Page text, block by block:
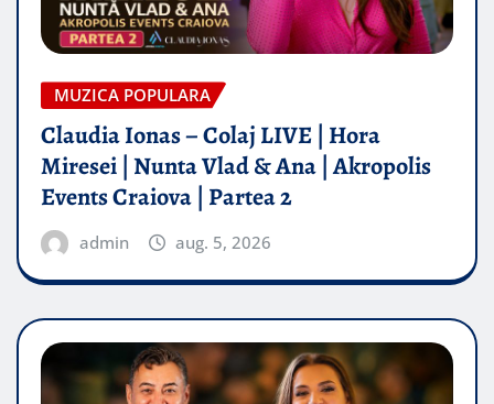
MUZICA POPULARA
Claudia Ionas – Colaj LIVE | Hora
Miresei | Nunta Vlad & Ana | Akropolis
Events Craiova | Partea 2
admin aug. 5, 2026